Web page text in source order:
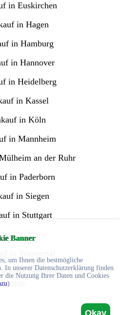
Banner
um Ihnen die bestmögliche
In unserer Datenschutzerklärung finden
die Nutzung Ihrer Daten und Cookies
)
Okay
in Euskirchen
in Hagen
in Hamburg
in Hannover
in Heidelberg
in Kassel
in Köln
in Mannheim
an der Ruhr
in Paderborn
in Siegen
in Stuttgart
in Unna
finden Sie in unserer